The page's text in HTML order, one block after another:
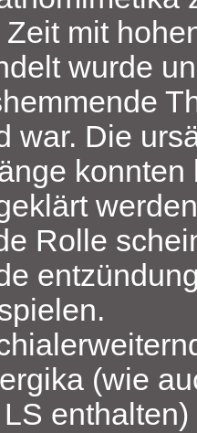
mit
wurde
war. Die
konnten
Rolle
(wie